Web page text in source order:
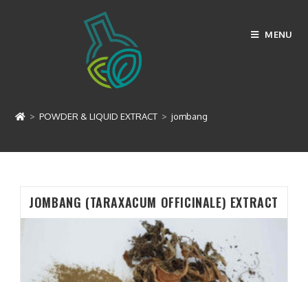
MENU
> POWDER & LIQUID EXTRACT > jombang
JOMBANG (TARAXACUM OFFICINALE) EXTRACT